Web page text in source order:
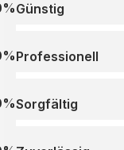
Günstig
Professionell
Sorgfältig